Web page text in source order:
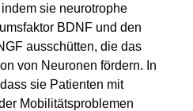
sie neurotrophe
BDNF und den
ausschütten, die das
von Neuronen fördern. In
sie Patienten mit
Mobilitätsproblemen